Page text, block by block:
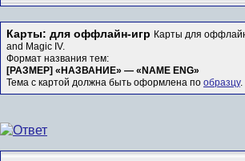
Карты: для оффлайн-игр Карты для
and Magic IV.
Формат названия тем:
[РАЗМЕР] «НАЗВАНИЕ» — «NAME ENG»
Тема с картой должна быть оформлена по образцу.